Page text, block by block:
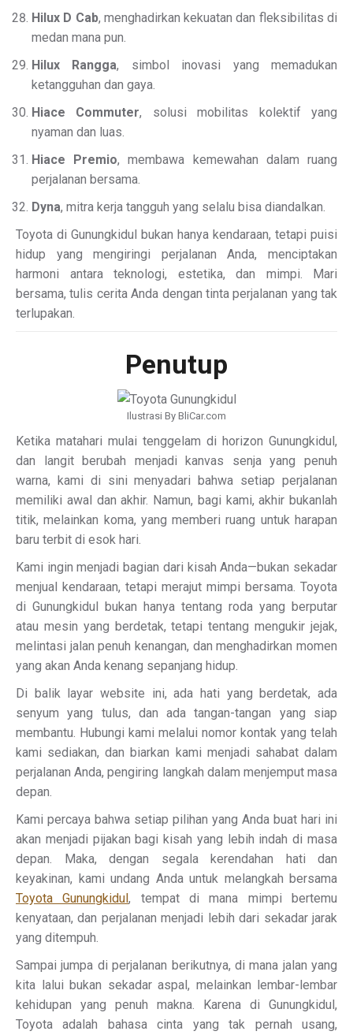
Hilux D Cab, menghadirkan kekuatan dan fleksibilitas di
medan mana pun.
Hilux Rangga, simbol inovasi yang memadukan
ketangguhan dan gaya.
Hiace Commuter, solusi mobilitas kolektif yang
nyaman dan luas.
Hiace Premio, membawa kemewahan dalam ruang
perjalanan bersama.
Dyna, mitra kerja tangguh yang selalu bisa diandalkan.
Toyota di Gunungkidul bukan hanya kendaraan, tetapi puisi
hidup yang mengiringi perjalanan Anda, menciptakan
harmoni antara teknologi, estetika, dan mimpi. Mari
bersama, tulis cerita Anda dengan tinta perjalanan yang tak
terlupakan.
Penutup
Ilustrasi By BliCar.com
Ketika matahari mulai tenggelam di horizon Gunungkidul,
dan langit berubah menjadi kanvas senja yang penuh
warna, kami di sini menyadari bahwa setiap perjalanan
memiliki awal dan akhir. Namun, bagi kami, akhir bukanlah
titik, melainkan koma, yang memberi ruang untuk harapan
baru terbit di esok hari.
Kami ingin menjadi bagian dari kisah Anda—bukan sekadar
menjual kendaraan, tetapi merajut mimpi bersama. Toyota
di Gunungkidul bukan hanya tentang roda yang berputar
atau mesin yang berdetak, tetapi tentang mengukir jejak,
melintasi jalan penuh kenangan, dan menghadirkan momen
yang akan Anda kenang sepanjang hidup.
Di balik layar website ini, ada hati yang berdetak, ada
senyum yang tulus, dan ada tangan-tangan yang siap
membantu. Hubungi kami melalui nomor kontak yang telah
kami sediakan, dan biarkan kami menjadi sahabat dalam
perjalanan Anda, pengiring langkah dalam menjemput masa
depan.
Kami percaya bahwa setiap pilihan yang Anda buat hari ini
akan menjadi pijakan bagi kisah yang lebih indah di masa
depan. Maka, dengan segala kerendahan hati dan
keyakinan, kami undang Anda untuk melangkah bersama
Toyota Gunungkidul, tempat di mana mimpi bertemu
kenyataan, dan perjalanan menjadi lebih dari sekadar jarak
yang ditempuh.
Sampai jumpa di perjalanan berikutnya, di mana jalan yang
kita lalui bukan sekadar aspal, melainkan lembar-lembar
kehidupan yang penuh makna. Karena di Gunungkidul,
Toyota adalah bahasa cinta yang tak pernah usang,